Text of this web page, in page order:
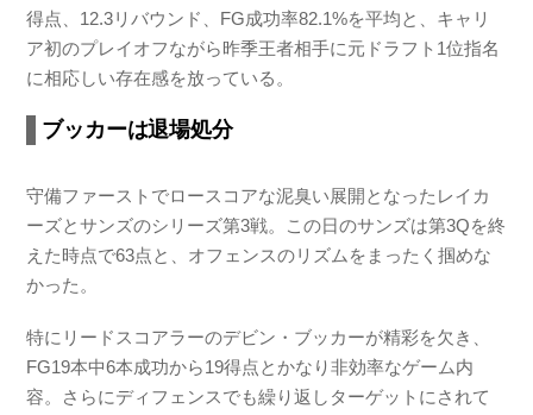
得点、12.3リバウンド、FG成功率82.1%を平均と、キャリ
ア初のプレイオフながら昨季王者相手に元ドラフト1位指名
に相応しい存在感を放っている。
ブッカーは退場処分
守備ファーストでロースコアな泥臭い展開となったレイカ
ーズとサンズのシリーズ第3戦。この日のサンズは第3Qを終
えた時点で63点と、オフェンスのリズムをまったく掴めな
かった。
特にリードスコアラーのデビン・ブッカーが精彩を欠き、
FG19本中6本成功から19得点とかなり非効率なゲーム内
容。さらにディフェンスでも繰り返しターゲットにされて